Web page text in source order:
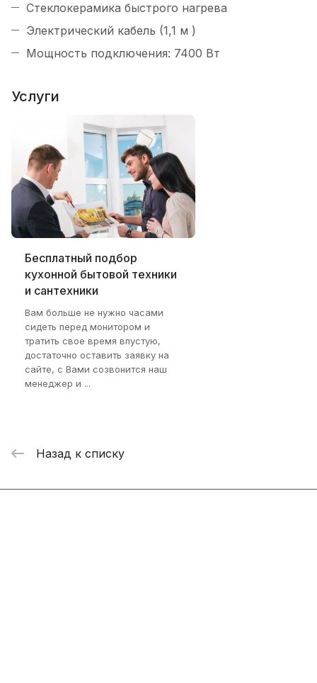
Стеклокерамика быстрого нагрева
Электрический кабель (1,1 м )
Мощность подключения: 7400 Вт
Услуги
Бесплатный подбор
кухонной бытовой техники
и сантехники
Вам больше не нужно часами
сидеть перед монитором и
тратить свое время впустую,
достаточно оставить заявку на
сайте, с Вами созвонится наш
менеджер и ...
Назад к списку